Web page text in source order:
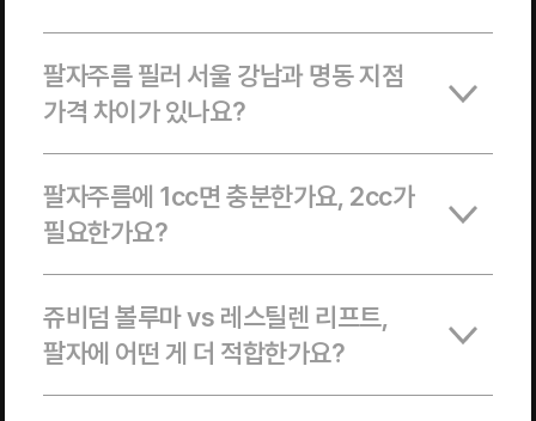
팔자주름 필러 서울 강남과 명동 지점
가격 차이가 있나요?
팔자주름에 1cc면 충분한가요, 2cc가
필요한가요?
쥬비덤 볼루마 vs 레스틸렌 리프트,
팔자에 어떤 게 더 적합한가요?